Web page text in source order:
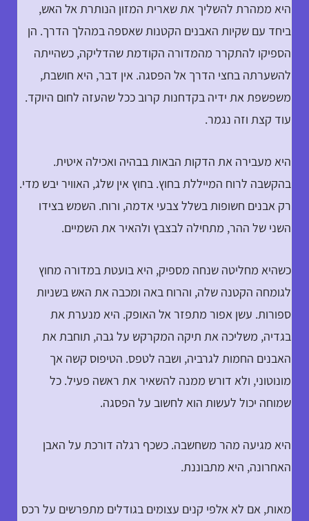
היא ממהרת להשליך את שארית המזון הנותרת אל האש,
ביחד עם שקיות האבנים הקטנות שאספה במהלך הדרך. הן
הספיקו להתקרר מהמדורה הקודמת שהדליקה, כשהייתה
להשערתה בחצי הדרך אל הפסגה. אין דבר, היא חושבת,
משפשפת את ידיה בקדחנות קרוב ככל שהעזה לחום היוקד.
עוד קצת וזה נגמר.
היא מעבירה את הדקות הבאות בבהיה ואכילה איטית.
בהקשבה לרוח המייללת בחוץ. בחוץ אין שלג, האוויר יבש מדי.
רק אבנים חשופות בשלל צבעי אדמה, ורוח. השמש בצידו
השני של ההר, מתחילה לבצבץ ולהאיר את השמיים.
כשהיא מחליטה שנחה מספיק, היא בועטת במדורה מחוץ
לגומחה הקטנה שלה, והרוח באה ומכבה את האש בשניות
ספורות. עשן אפור מתפזר אל האופק. היא מנערת את
בגדיה, משליכה את תיקה המקרקש על גבה, תוחבת את
האבנים החמות לגרביה, ושבה לטפס. הטיפוס קשה אך
מונוטוני, ולא דורש ממנה להשאיר את ראשה פעיל. כל
שמוחה יכול לעשות הוא לחשוב על הפסגה.
היא מגיעה מהר משחשבה. כשכף רגלה דורכת על האבן
האחרונה, היא מתבוננת.
מאות, אם לא אלפי קנים עצומים בגודלים מתפרשים על רכס